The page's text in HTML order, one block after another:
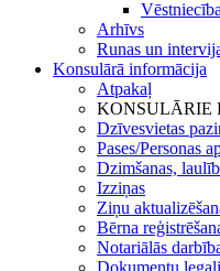
Arhīvs
Runas un
Konsulārā informācija
Atpakaļ
KONSULĀRIE
Dzīvesvietas
Pases/Personas
Dzimšanas,
Izziņas
Ziņu
Bērna
Notariālās
Dokumentu